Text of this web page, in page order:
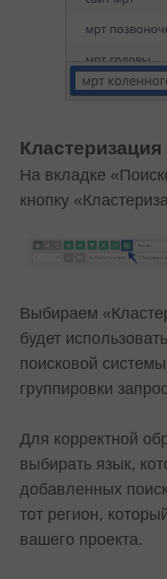
На вкладке
кнопку
Выбираем
будет
поисковой
группировки
Для корректной
выбирать язык,
добавленных
тот регион,
вашего проекта.